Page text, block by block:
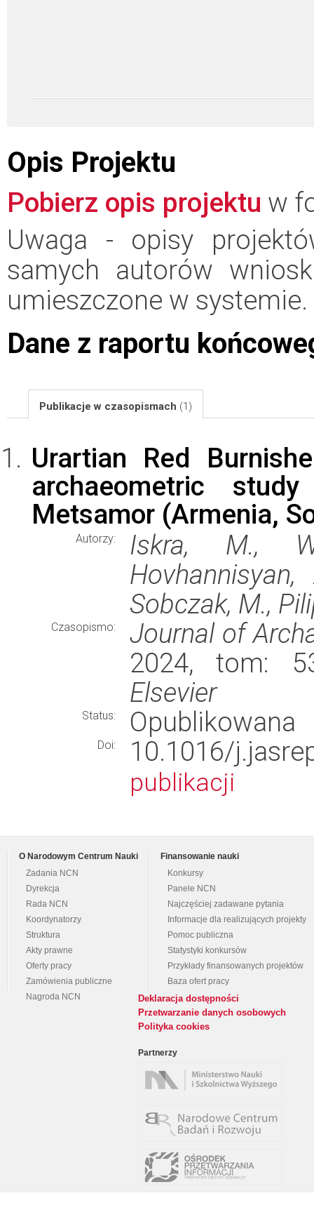
Opis Projektu
Pobierz opis projektu w
Uwaga - opisy
samych autorów
umieszczone w systemie.
Dane z raportu
Publikacje w czasopismach (1)
Urartian Red
archaeometric
Metsamor (Armenia,
Autorzy:
Iskra, M.,
Sobczak, M.,
Czasopismo:
Journal of
2024, tom:
Elsevier
Status: Opublikowana
Doi: 10.1016/
publikacji
O Narodowym Centrum Nauki
Zadania NCN
Dyrekcja
Rada NCN
Koordynatorzy
Struktura
Akty prawne
Oferty pracy
Zamówienia publiczne
Nagroda NCN
Finansowanie nauki
Konkursy
Panele NCN
Najczęściej zadawane pytania
Informacje dla realizujących projekty
Pomoc publiczna
Statystyki konkursów
Przykłady finansowanych projektów
Baza ofert pracy
Deklaracja dostępności
Przetwarzanie danych osobowych
Polityka cookies
Partnerzy